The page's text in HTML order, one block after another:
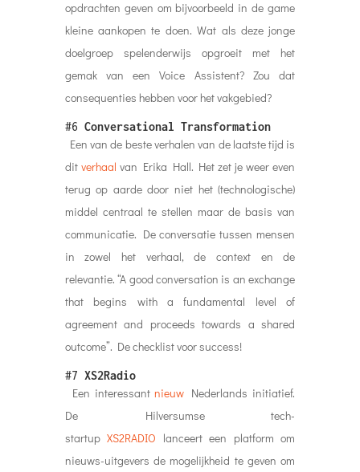
opdrachten geven om bijvoorbeeld in de game
kleine aankopen te doen. Wat als deze jonge
doelgroep spelenderwijs opgroeit met het
gemak van een Voice Assistent? Zou dat
consequenties hebben voor het vakgebied?
#6 Conversational Transformation
Een van de beste verhalen van de laatste tijd is
dit verhaal van Erika Hall. Het zet je weer even
terug op aarde door niet het (technologische)
middel centraal te stellen maar de basis van
communicatie. De conversatie tussen mensen
in zowel het verhaal, de context en de
relevantie. “A good conversation is an exchange
that begins with a fundamental level of
agreement and proceeds towards a shared
outcome”. De checklist voor success!
#7 XS2Radio
Een interessantnieuw Nederlands initiatief.
De Hilversumse tech-
startupXS2RADIO lanceert een platform om
nieuws-uitgevers de mogelijkheid te geven om